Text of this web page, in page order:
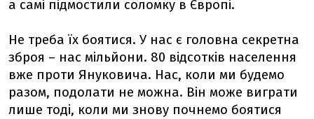
а самі підмостили соломку в Європі.
Не треба їх боятися. У нас є головна секретна
зброя – нас мільйони. 80 відсотків населення
вже проти Януковича. Нас, коли ми будемо
разом, подолати не можна. Він може виграти
лише тоді, коли ми знову почнемо боятися